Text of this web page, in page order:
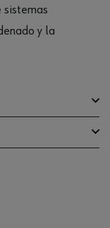
sistemas
y la